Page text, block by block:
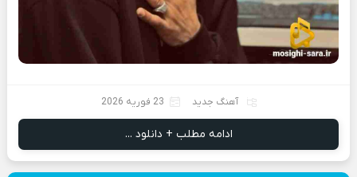
آهنگ جدید 23 فوریه 2026
ادامه مطلب + دانلود ...